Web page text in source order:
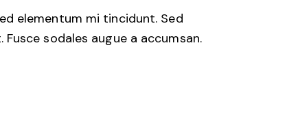
elementum mi tincidunt. Sed
sodales augue a accumsan.